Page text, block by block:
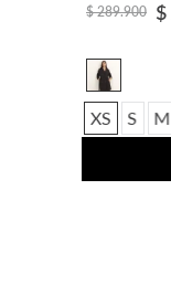
$ 289.900 $
XS S M